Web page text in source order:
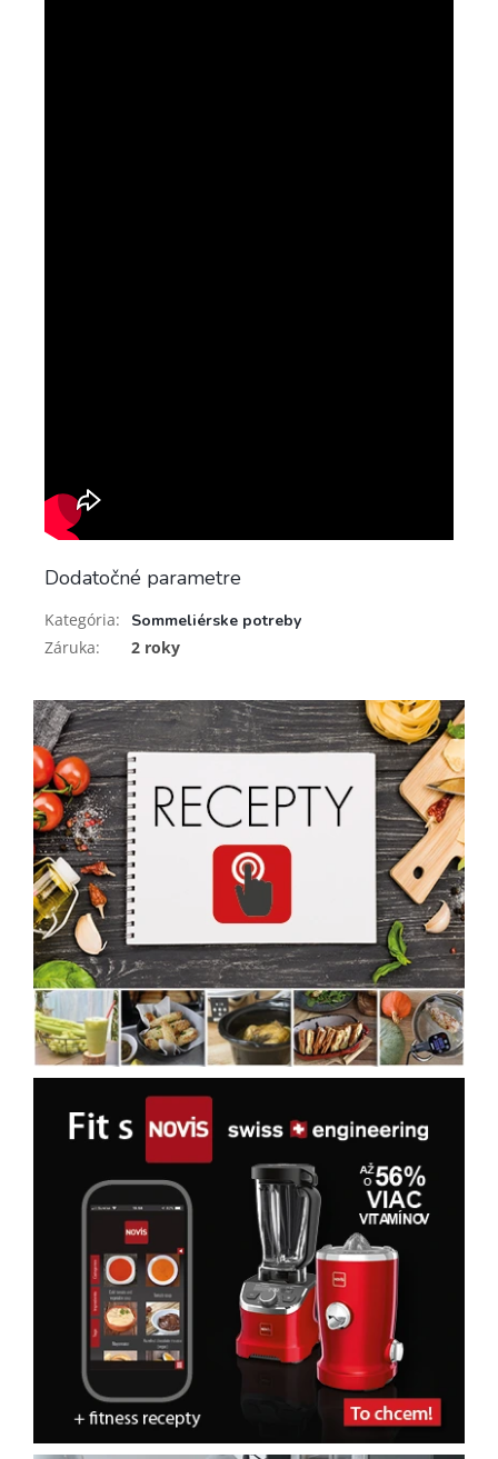
Dodatočné parametre
Kategória:
Sommeliérske potreby
Záruka: 2 roky